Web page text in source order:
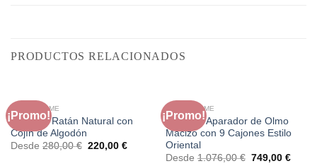
PRODUCTOS RELACIONADOS
¡Promo!
FAURA HOME
Sillón de Ratán Natural con
Cojín de Algodón
Desde 280,00€ El
220,00 €El
¡Promo!
FAURA HOME
Cómoda Aparador de Olmo
Macizo con 9 Cajones Estilo
Oriental
Desde 1.076,00€ El
749,00 €El